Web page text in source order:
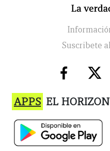
Suscribete al
APPS EL